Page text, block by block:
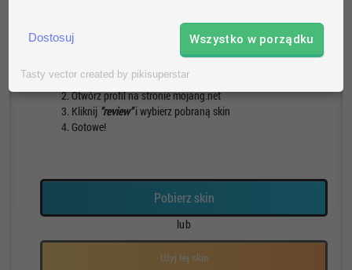
Dostosuj Wszystko w porządku
Tasty vector created by pikisuperstar
Jak zainstalować skin?
Pobierz skin
Otwórz profil na stronie mojang.net
Kliknij "review"i wybierz pobraną skin
Gotowe!
Pobierz skin
lub
Użyj tej skin